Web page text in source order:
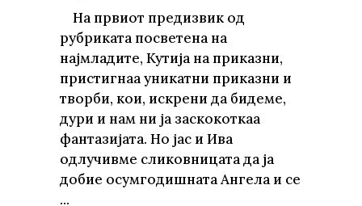
На првиот предизвик од
рубриката посветена на
најмладите, Кутија на приказни,
пристигнаа уникатни приказни и
творби, кои, искрени да бидеме,
дури и нам ни ја заскокоткаа
фантазијата. Но јас и Ива
одлучивме сликовницата да ја
добие осумгодишната Ангела и се